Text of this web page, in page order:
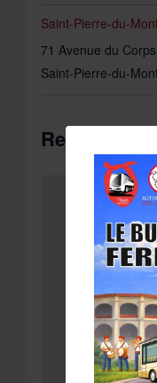
Saint-Pierre-du-
71 Avenue du
Saint-Pierre-du-
Related